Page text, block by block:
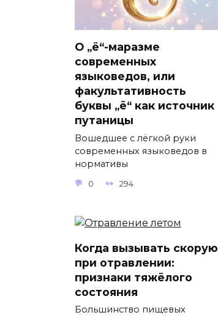
О „ё“-маразме
современных
языковедов, или
факультативность
буквы „ё“ как источник
путаницы
Вошедшее с лёгкой руки
современных языковедов в
нормативы
0 294
Когда вызывать скорую
при отравлении:
признаки тяжёлого
состояния
Большинство пищевых